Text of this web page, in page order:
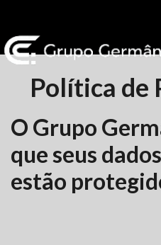
Política de
O Grupo
que seus
estão